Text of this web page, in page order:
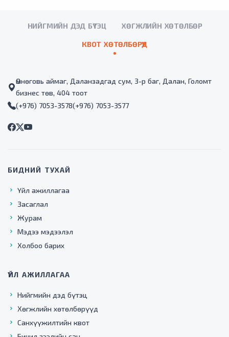
НИЙГМИЙН ДЭД БҮТЭЦ ХӨГЖЛИЙН ХӨТӨЛБӨР
КВОТ ХӨТӨЛБӨРҮҮД
Өмнөговь аймаг, Даланзадгад сум, 3-р баг, Далан, Голомт
бизнес төв, 404 тоот
(+976) 7053-3578(+976) 7053-3577
БИДНИЙ ТУХАЙ
Үйл ажиллагаа
Засаглал
Журам
Мэдээ мэдээлэл
Холбоо барих
ҮЙЛ АЖИЛЛАГАА
Нийгмийн дэд бүтэц
Хөгжлийн хөтөлбөрүүд
Санхүүжилтийн квот